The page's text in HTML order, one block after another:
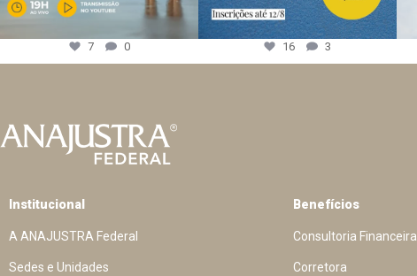
7 0 16 3
Institucional
A ANAJUSTRA Federal
Sedes e Unidades
Benefícios
Consultoria Financeira
Corretora